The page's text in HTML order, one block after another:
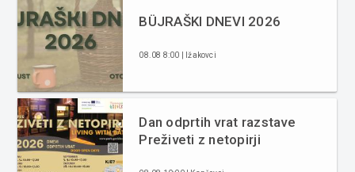
BÜJRAŠKI DNEVI 2026
08.08 8:00 | Ižakovci
Dan odprtih vrat razstave
Preživeti z netopirji